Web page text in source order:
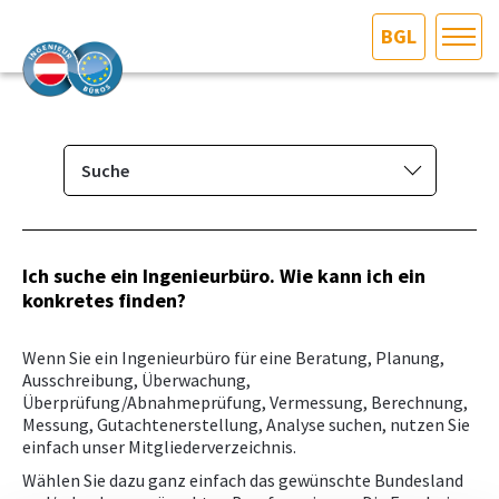
BGL
DAS INGENIEURBÜRO
INTERESSEN­VERTRETUNG
MITGLIEDER­VERZEICHNIS
SERVICE
KONTAKT
Suche
Mitglieder­verzeichnis
Suche
Eintragen/Ändern
Ich suche ein Ingenieurbüro. Wie kann ich ein
konkretes finden?
Wenn Sie ein Ingenieurbüro für eine Beratung, Planung,
Ausschreibung, Überwachung,
Überprüfung/Abnahmeprüfung, Vermessung, Berechnung,
Messung, Gutachtenerstellung, Analyse suchen, nutzen Sie
einfach unser Mitgliederverzeichnis.
Wählen Sie dazu ganz einfach das gewünschte Bundesland